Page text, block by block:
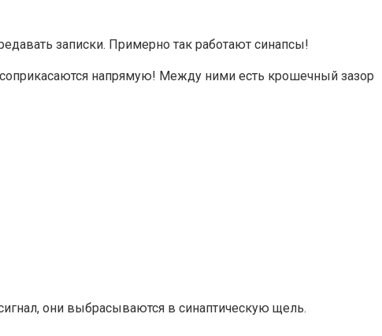
записки. Примерно так работают синапсы!
напрямую! Между ними есть крошечный зазор
они выбрасываются в синаптическую щель.